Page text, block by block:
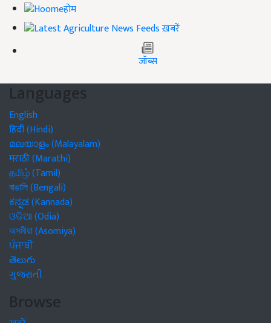
होम
ख़बरें
जॉब्स
Languages
English
हिंदी (Hindi)
മലയാളം (Malayalam)
मराठी (Marathi)
தமிழ் (Tamil)
বাঙালি (Bengali)
ಕನ್ನಡ (Kannada)
ଓଡିଆ (Odia)
অসমীয়া (Asomiya)
ਪੰਜਾਬੀ
తెలుగు
ગુજરાતી
Browse